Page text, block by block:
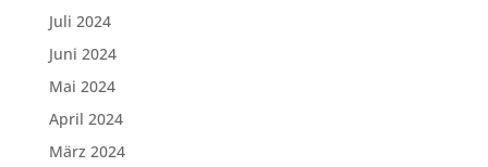
Juli 2024
Juni 2024
Mai 2024
April 2024
März 2024